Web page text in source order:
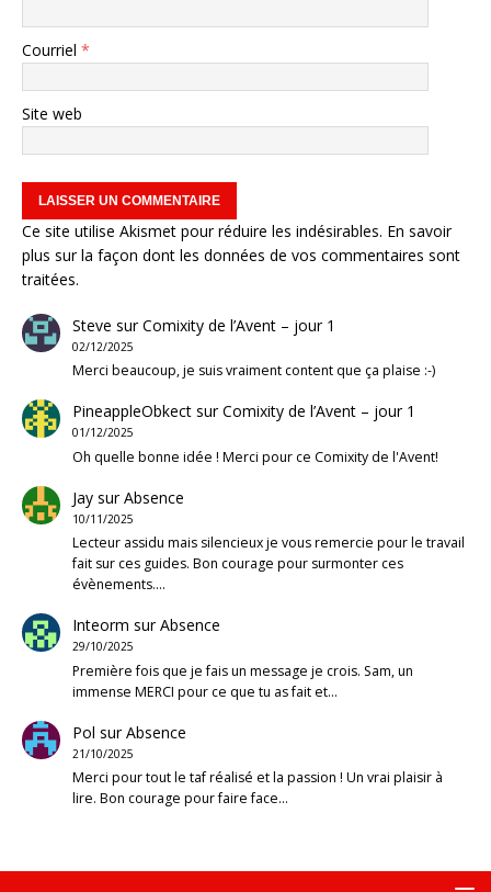
Courriel *
Site web
Ce site utilise Akismet pour réduire les indésirables. En savoir
plus sur la façon dont les données de vos commentaires sont
traitées.
Steve surComixity de l’Avent – jour 1
02/12/2025
Merci beaucoup, je suis vraiment content que ça plaise :-)
PineappleObkectsurComixity de l’Avent – jour 1
01/12/2025
Oh quelle bonne idée ! Merci pour ce Comixity de l'Avent!
JaysurAbsence
10/11/2025
Lecteur assidu mais silencieux je vous remercie pour le travail
fait sur ces guides. Bon courage pour surmonter ces
évènements.…
Inteorm surAbsence
29/10/2025
Première fois que je fais un message je crois. Sam, un
immense MERCI pour ce que tu as fait et…
Pol surAbsence
21/10/2025
Merci pour tout le taf réalisé et la passion ! Un vrai plaisir à
lire. Bon courage pour faire face…